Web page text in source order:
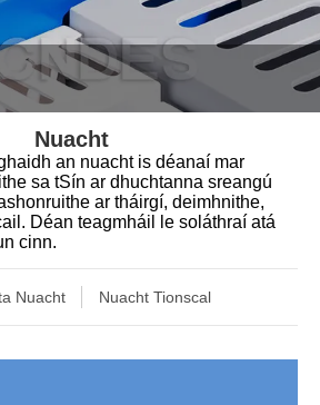
Nuacht
an nuacht is déanaí mar
sa tSín ar dhuchtanna sreangú
ar tháirgí, deimhnithe,
Déan teagmháil le soláthraí atá
cinn.
Nuacht Nuacht Tionscal